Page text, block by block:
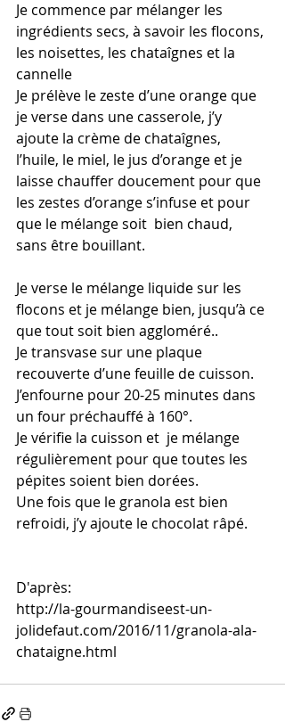
Je commence par mélanger les
ingrédients secs, à savoir les flocons,
les noisettes, les chataîgnes et la
cannelle
Je prélève le zeste d’une orange que
je verse dans une casserole, j’y
ajoute la crème de chataîgnes,
l’huile, le miel, le jus d’orange et je
laisse chauffer doucement pour que
les zestes d’orange s’infuse et pour
que le mélange soit  bien chaud,
sans être bouillant.
Je verse le mélange liquide sur les
flocons et je mélange bien, jusqu’à ce
que tout soit bien aggloméré..
Je transvase sur une plaque
recouverte d’une feuille de cuisson.
J’enfourne pour 20-25 minutes dans
un four préchauffé à 160°.
Je vérifie la cuisson et  je mélange
régulièrement pour que toutes les
pépites soient bien dorées.
Une fois que le granola est bien
refroidi, j’y ajoute le chocolat râpé.
D'après:
http://la-gourmandiseest-un-
jolidefaut.com/2016/11/granola-ala-
chataigne.html